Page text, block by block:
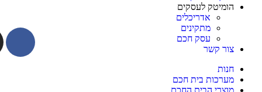
הומיטק לעסקים
אדריכלים
מתקינים
עסק חכם
צור קשר
חנות
מערכות בית חכם
מוצרי הבית החכם